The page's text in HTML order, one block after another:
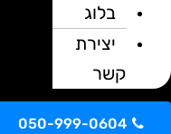
בלוג
יצירת
קשר
050-999-0604